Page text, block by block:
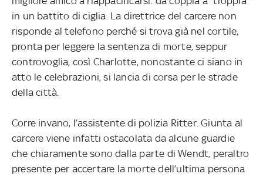
in un battito di ciglia. La direttrice del carcere non
risponde al telefono perché si trova già nel cortile,
pronta per leggere la sentenza di morte, seppur
controvoglia, così Charlotte, nonostante ci siano in
atto le celebrazioni, si lancia di corsa per le strade
della città.
Corre invano, l’assistente di polizia Ritter. Giunta al
carcere viene infatti ostacolata da alcune guardie
che chiaramente sono dalla parte di Wendt, peraltro
presente per accertare la morte dell’ultima persona